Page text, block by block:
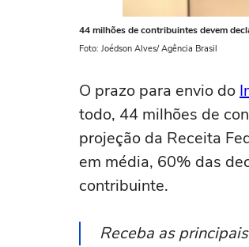
44 milhões de contribuintes devem
Foto: Joédson Alves/ Agência Brasil
O prazo para envio do
todo, 44 milhões de
projeção da Receita
em média, 60% das
contribuinte.
Receba as